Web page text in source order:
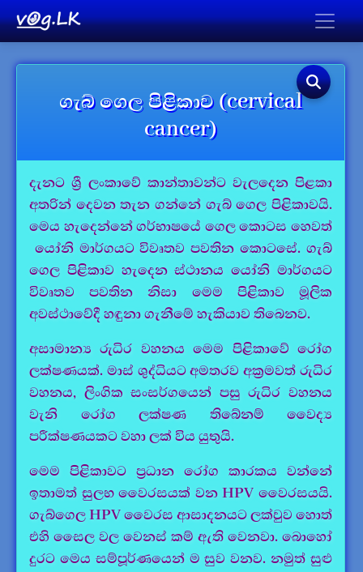
ගැබ් ගෙල පිළිකාව (cervical
cancer)
දැනට ශ්‍රී ලංකාවේ කාන්තාවන්ට වැලදෙන පිළකා
අතරින් දෙවන තැන ගන්නේ ගැබ් ගෙල පිළිකාවයි.
මෙය හැදෙන්නේ ගර්භාෂයේ ගෙල කොටස හෙවත්
යෝනි මාර්ගයට විවෘතව පවතින කොටසේ. ගැබ්
ගෙල පිළිකාව හැදෙන ස්ථානය යෝනි මාර්ගයට
විවෘතව පවතින නිසා මෙම පිළිකාව මූලික
අවස්ථාවේදී හඳුනා ගැනීමේ හැකියාව තිබෙනව.
අසාමාන්‍ය රුධිර වහනය මෙම පිළිකාවේ රෝග
ලක්ෂණයක්. මාස් ශුද්ධියට අමතරව අක්‍රමවත් රුධිර
වහනය, ලිංගික සංසර්ගයෙන් පසු රුධිර වහනය
වැනි රෝග ලක්ෂණ තිබේනම් වෛද්‍ය
පරීක්ෂණයකට වහා ලක් විය යුතුයි.
මෙම පිළිකාවට ප්‍රධාන රෝග කාරකය වන්නේ
ඉතාමත් සුලභ වෛරසයක් වන HPV වෛරසයයි.
ගැබ්ගෙල HPV වෛරස ආසාදනයට ලක්වුව හොත්
එහි සෛල වල වෙනස් කම් ඇති වෙනවා. බොහෝ
දුරට මෙය සම්පූර්ණයෙන් ම සුව වනව. නමුත් සුළු